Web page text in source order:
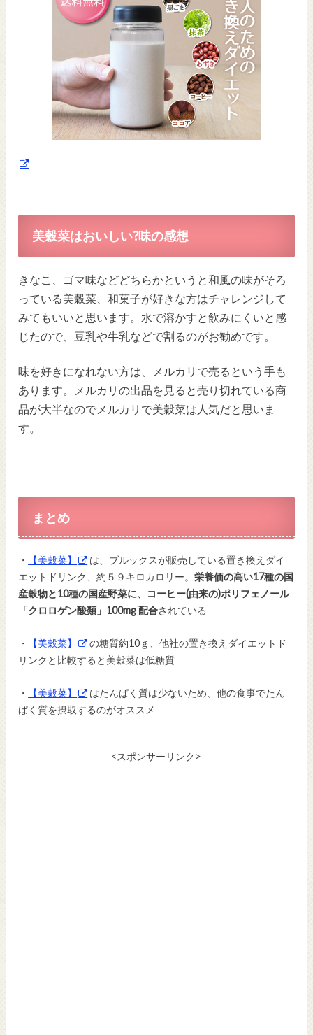
美穀菜はおいしい?味の感想
きなこ、ゴマ味などどちらかというと和風の味がそろ
っている美穀菜、和菓子が好きな方はチャレンジして
みてもいいと思います。水で溶かすと飲みにくいと感
じたので、豆乳や牛乳などで割るのがお勧めです。
味を好きになれない方は、メルカリで売るという手も
あります。メルカリの出品を見ると売り切れている商
品が大半なのでメルカリで美穀菜は人気だと思いま
す。
まとめ
・ 【美穀菜】
は、ブルックスが販売している置き換えダイ
エットドリンク、約５９キロカロリー。栄養価の高い17種の国
産穀物と10種の国産野菜に、コーヒー(由来の)ポリフェノール
「クロロゲン酸類」100mg 配合されている
・ 【美穀菜】
の糖質約10ｇ、他社の置き換えダイエットド
リンクと比較すると美穀菜は低糖質
・ 【美穀菜】
はたんぱく質は少ないため、他の食事でたん
ぱく質を摂取するのがオススメ
<スポンサーリンク>